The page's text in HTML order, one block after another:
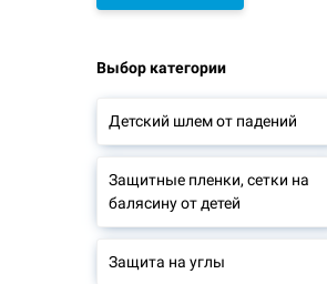
Выбор категории
Детский шлем от падений
Защитные пленки, сетки на
балясину от детей
Защита на углы